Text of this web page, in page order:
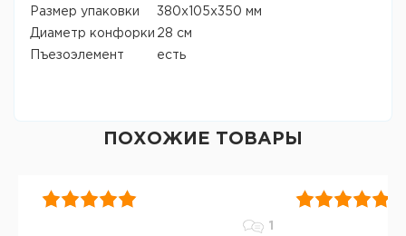
Размер упаковки
380x105x350 мм
Диаметр конфорки 28 см
Пъезоэлемент
есть
ПОХОЖИЕ ТОВАРЫ
1